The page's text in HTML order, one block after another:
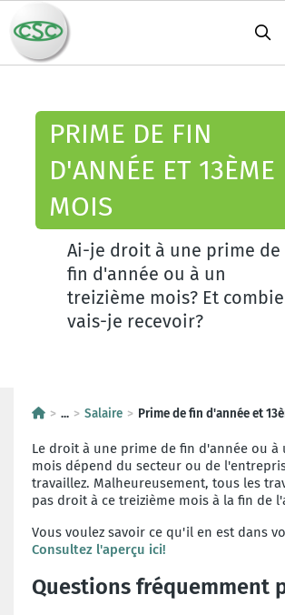
PRIME DE FIN
D'ANNÉE ET 13ÈME
MOIS
Ai-je droit à une prime de
fin d'année ou à un
treizième mois? Et
vais-je recevoir?
... Salaire Prime de fin d'année et
Le droit à une prime de fin d'année ou à
mois dépend du secteur ou de
travaillez. Malheureusement, tous les
pas droit à ce treizième mois à la fin de
Vous voulez savoir ce qu'il en est dans
Consultez l'aperçu ici!
Questions fréquemment